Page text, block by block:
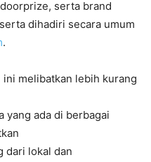
serta brand
dihadiri secara umum
.
melibatkan lebih kurang
yang ada di berbagai
dari lokal dan